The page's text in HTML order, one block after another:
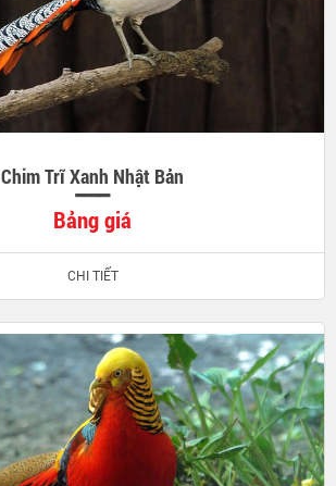
Chim Trĩ Xanh Nhật Bản
Bảng giá
CHI TIẾT